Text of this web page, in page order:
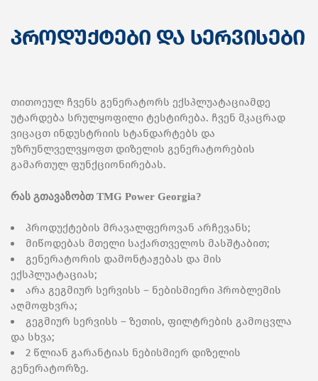
პროდუქტები და სერვისები
თითოეულ ჩვენს გენერატორს ექსპლუატაციამდე
უტარდება სრულყოფილი ტესტირება. ჩვენ მკაცრად
ვიცაცთ ინდუსტრიის სტანდარტებს და
უზრუნლველვყოფთ დიზელის გენერატორების
გამართულ ფუნქციონირებას.
რას გთავაზობთ TMG Power Georgia?
პროდუქტების მრავალფეროვან არჩევანს;
მიწოდებას მთელი საქართველოს მასშტაბით;
გენერატორის დამონტაჟებას და მის
ექსპლუატაციას;
არა გეგმიურ სერვისს – ნებისმიერი პრობლემის
აღმოფხვრა;
გეგმიურ სერვისს – ზეთის, ფილტრების გამოცვლა
და სხვა;
2 წლიან გარანტიას ნებისმიერ დიზელის
გენერატორზე.